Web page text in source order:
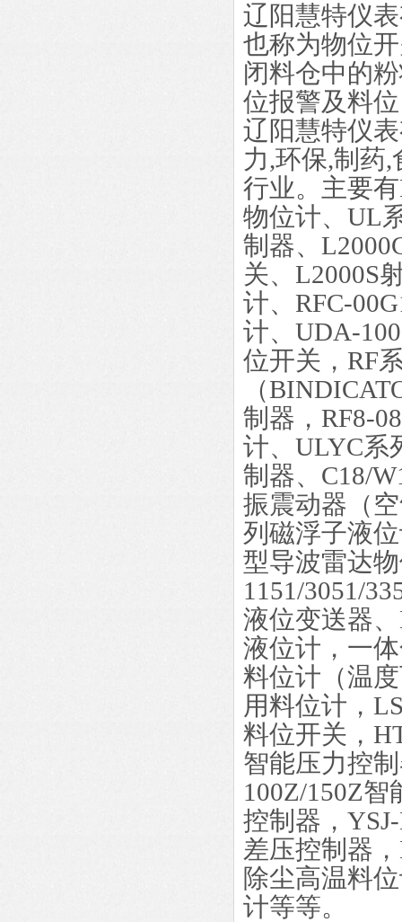
辽阳慧特仪
也称为物位
闭料仓中的
位报警及料
辽阳慧特仪
力,环保,制药
行业。主要
物位计、UL
制器、
关、 L2000S
计、 RFC-
计、 UDA-
位开关，RF
（
制器，RF8-
计、ULYC系
制器、C18/
振震动器（
列磁浮子液
型导波雷达
1151/3051/
液位变送器
液位计，一
料位计（温
用料位计，
料位开关，
智能压力控
100Z/150Z智
控制器，
差压控制器
除尘高温料
计等等。